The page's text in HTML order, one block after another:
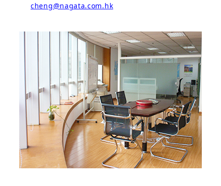
cheng@nagata.com.hk